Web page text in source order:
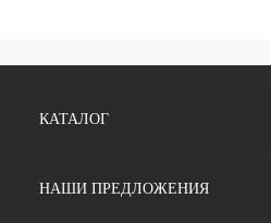
КАТАЛОГ
НАШИ ПРЕДЛОЖЕНИЯ